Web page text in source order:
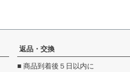
返品・交換
■ 商品到着後５日以内に